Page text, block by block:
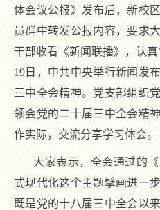
体会议公报》发布后，新校
员群中转发公报内容，要求
干部收看《新闻联播》，认
19日，中共中央举行新闻发
三中全会精神。党支部组织
领会党的二十届三中全会精
作实际，交流分享学习体会。
大家表示，全会通过的
式现代化这个主题擘画进一
既是党的十八届三中全会以